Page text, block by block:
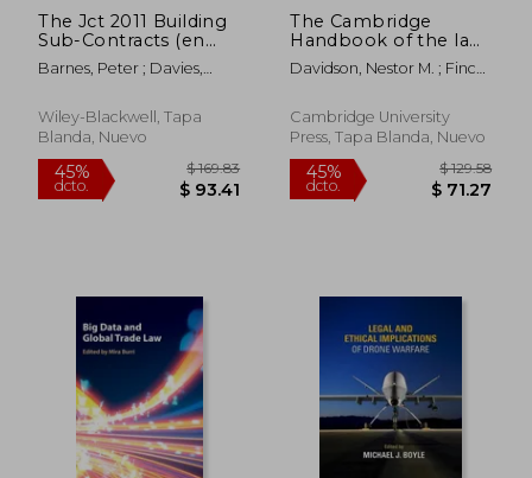
45%
dcto.
$ 409.56
$ 225.26
45%
dcto.
The Jct 2011 Building
Sub-Contracts (en
Inglés)
Barnes, Peter ; Davies,
Wiley-Blackwell, Tapa
Blanda, Nuevo
The Cambridge
Handbook of the law
of the Sharing
Economy (en Inglés)
Davidson, Nestor M. ; Finck,
John J.
Cambridge University
Press, Tapa Blanda, Nuevo